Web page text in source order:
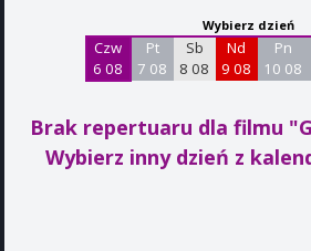
Wybierz dzień
Czw
6 08
Pt
7 08
Sb
8 08
Nd
9 08
Pn
10 08
Brak repertuaru dla filmu
Wybierz inny dzień z